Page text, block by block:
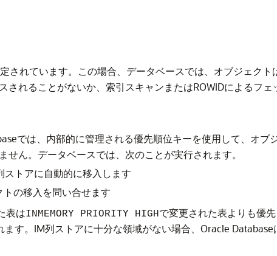
されています。この場合、データベースでは、オブジェクト
されることがないか、索引スキャンまたはROWIDによるフ
では、内部的に管理される優先順位キーを使用して、オブ
ん。データベースでは、次のことが実行されます。
トアに自動的に移入します
トの移入を問い合せます
表はINMEMORY PRIORITY HIGHで変更された表よりも優先
す。IM列ストアに十分な領域がない場合、Oracle Database